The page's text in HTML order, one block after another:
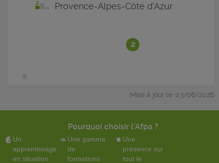
2
Provence-Alpes-Côte d'Azur
Mise à jour le :03/06/2026
Pourquoi choisir l'Afpa ?
Un
apprentissage
en situation
Une gamme
de
formations
Une
présence sur
tout le